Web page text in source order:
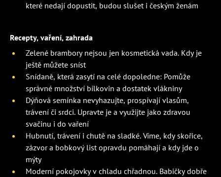
které nedají dopustit, budou slušet i českým ženám
Recepty, vaření, zahrada
Zelené brambory nejsou jen kosmetická vada. Kdy je
ještě můžete sníst
Snídaně, která zasytí na celé dopoledne: Pomůže
správné množství bílkovin a dostatek vlákniny
Dýňová semínka nevyhazujte, prospívají vlasům,
trávení či srdci. Upravte je a využijte jako zdravou
svačinu i do vaření
Hubnutí, trávení i chutě na sladké. Víme, kdy skořice,
zázvor a bobkový list opravdu pomáhají a kdy jde o
mýty
Moderní pokojovky v chladu chřadnou. Babičky dobře